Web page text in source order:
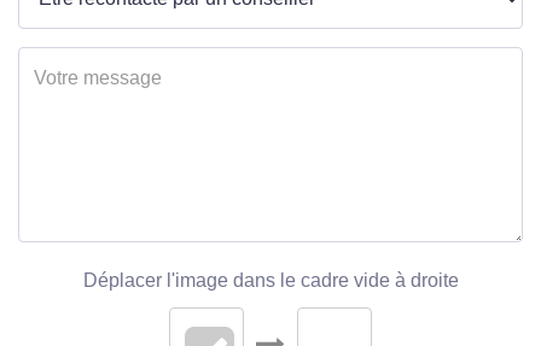
Déplacer l'image dans le cadre vide à droite